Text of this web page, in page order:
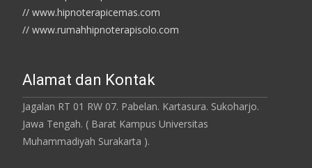
// www.hipnoterapicemas.com
// www.rumahhipnoterapisolo.com
Alamat dan Kontak
Jagalan RT 01 RW 07. Pabelan. Kartasura. Sukoharjo.
Jawa Tengah. ( Barat Kampus Universitas
Muhammadiyah Surakarta ).